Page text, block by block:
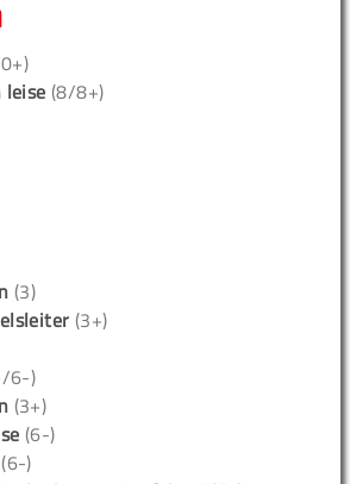
leise (8/8+)
(3)
(3+)
6-)
(3+)
(6-)
(6-)